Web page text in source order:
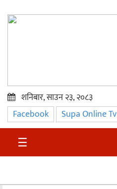
प्रमुख
समाचार
सुदुर
शनिबार, साउन २३, २०८३
Facebook Supa Online Tv
☰